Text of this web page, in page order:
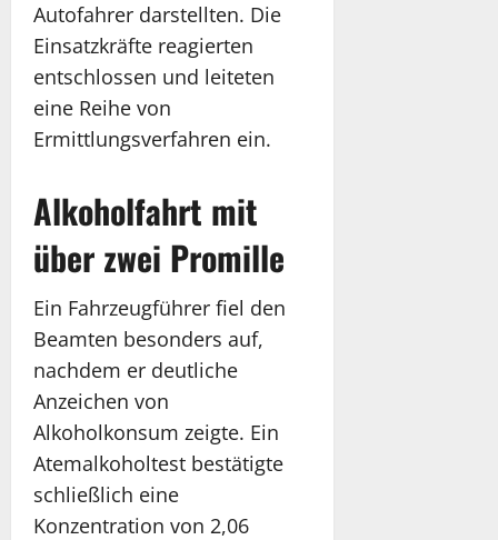
Autofahrer darstellten. Die
Einsatzkräfte reagierten
entschlossen und leiteten
eine Reihe von
Ermittlungsverfahren ein.
Alkoholfahrt mit
über zwei Promille
Ein Fahrzeugführer fiel den
Beamten besonders auf,
nachdem er deutliche
Anzeichen von
Alkoholkonsum zeigte. Ein
Atemalkoholtest bestätigte
schließlich eine
Konzentration von 2,06